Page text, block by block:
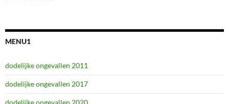
MENU1
dodelijke ongevallen 2011
dodelijke ongevallen 2017
dodelijke ongevallen 2020